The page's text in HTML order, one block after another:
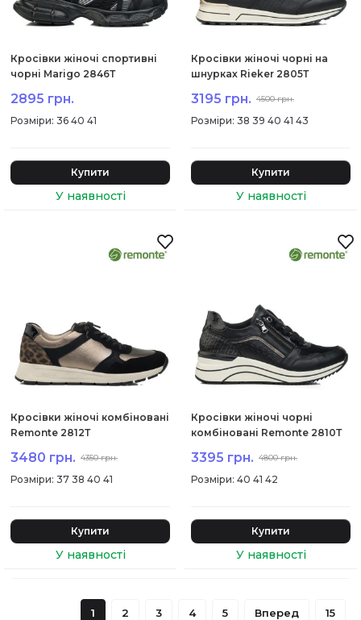
Кросівки жіночі спортивні
чорні Marigo 2846Т
2895 грн.
: 36 40 41
Купити
Кросівки жіночі чорні на
шнурках Rieker 2805Т
3195 грн. 4500 грн.
: 38 39 40 41 43
Купити
Кросівки жіночі комбіновані
Remonte 2812Т
3480 грн. 4350 грн.
: 37 38 40 41
Купити
Кросівки жіночі чорні
комбіновані Remonte 2810Т
3395 грн. 4800 грн.
: 40 41 42
Купити
1 2 3 4 5 Вперед 15